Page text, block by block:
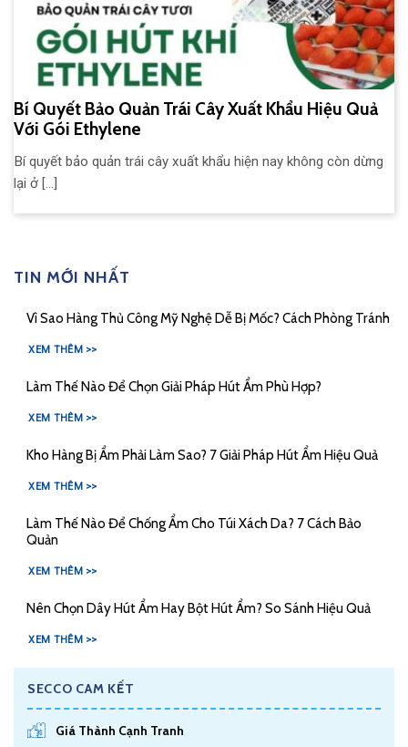
Bí Quyết Bảo Quản Trái Cây Xuất Khẩu Hiệu Quả
Với Gói Ethylene
Bí quyết bảo quản trái cây xuất khẩu hiện nay không còn dừng
lại ở [...]
TIN MỚI NHẤT
Vì Sao Hàng Thủ Công Mỹ Nghệ Dễ Bị Mốc? Cách Phòng Tránh
XEM THÊM >>
Làm Thế Nào Để Chọn Giải Pháp Hút Ẩm Phù Hợp?
XEM THÊM >>
Kho Hàng Bị Ẩm Phải Làm Sao? 7 Giải Pháp Hút Ẩm Hiệu Quả
XEM THÊM >>
Làm Thế Nào Để Chống Ẩm Cho Túi Xách Da? 7 Cách Bảo
Quản
XEM THÊM >>
Nên Chọn Dây Hút Ẩm Hay Bột Hút Ẩm? So Sánh Hiệu Quả
XEM THÊM >>
SECCO CAM KẾT
Giá Thành Cạnh Tranh